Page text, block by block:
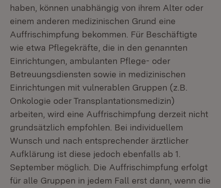
haben, können unabhängig von ihrem Alter oder
einem anderen medizinischen Grund eine
Auffrischimpfung bekommen. Für Beschäftigte
wie etwa Pflegekräfte, die in den genannten
Einrichtungen, ambulanten Pflege- oder
Betreuungsdiensten sowie in medizinischen
Einrichtungen mit vulnerablen Gruppen (z.B.
Onkologie oder Transplantationsmedizin)
arbeiten, wird eine Auffrischimpfung derzeit nicht
grundsätzlich empfohlen. Bei individuellem
Wunsch und nach entsprechender ärztlicher
Aufklärung ist diese jedoch ebenfalls ab 1.
September möglich. Die Auffrischimpfung erfolgt
für alle Gruppen in jedem Fall erst dann, wenn die